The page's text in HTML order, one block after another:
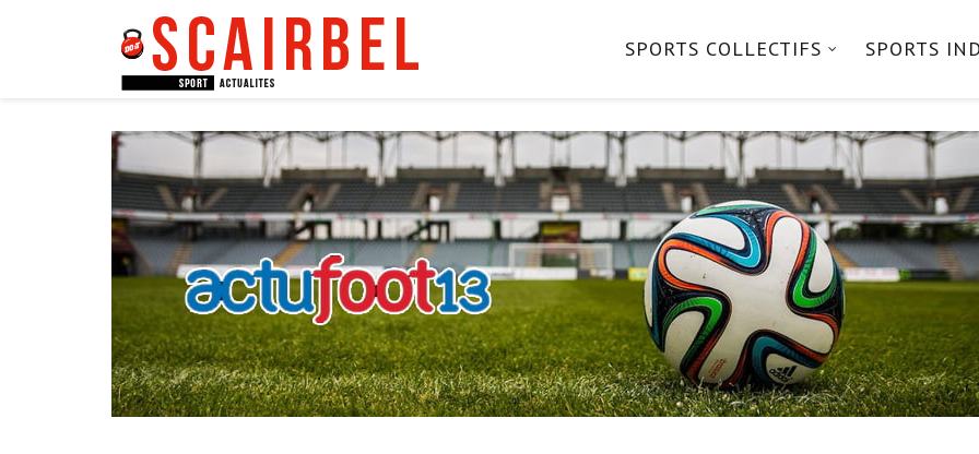
SPORTS COLLECTIFS SPORTS